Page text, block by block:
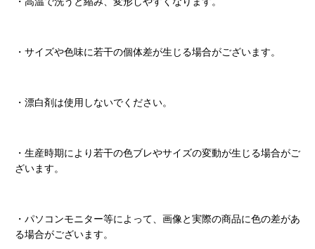
・サイズや色味に若干の個体差が生じる場合がございます。
・漂白剤は使用しないでください。
・生産時期により若干の色ブレやサイズの変動が生じる場合がご
ざいます。
・パソコンモニター等によって、画像と実際の商品に色の差があ
る場合がございます。